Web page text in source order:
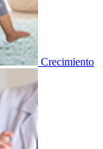
Crecimiento